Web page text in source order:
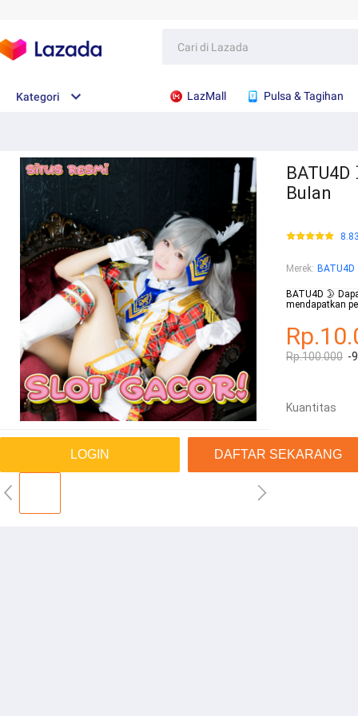
Kategori LazMall Pulsa & Tagihan
LOGIN DAFTAR SEKARANG
Bulan
Merek: BATU4D
BATU4D 🌛
mendapatkan
Rp.100.000 -
Kuantitas